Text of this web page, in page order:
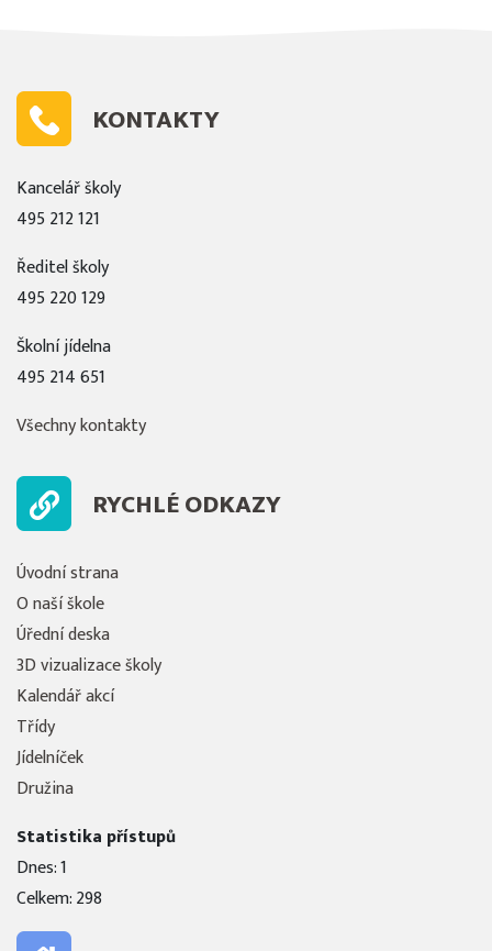
KONTAKTY
Kancelář školy
495 212 121
Ředitel školy
495 220 129
Školní jídelna
495 214 651
Všechny kontakty
RYCHLÉ ODKAZY
Úvodní strana
O naší škole
Úřední deska
3D vizualizace školy
Kalendář akcí
Třídy
Jídelníček
Družina
Statistika přístupů
Dnes: 1
Celkem: 298